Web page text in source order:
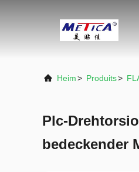
Heim> Produits>
Plc-
bedeckender